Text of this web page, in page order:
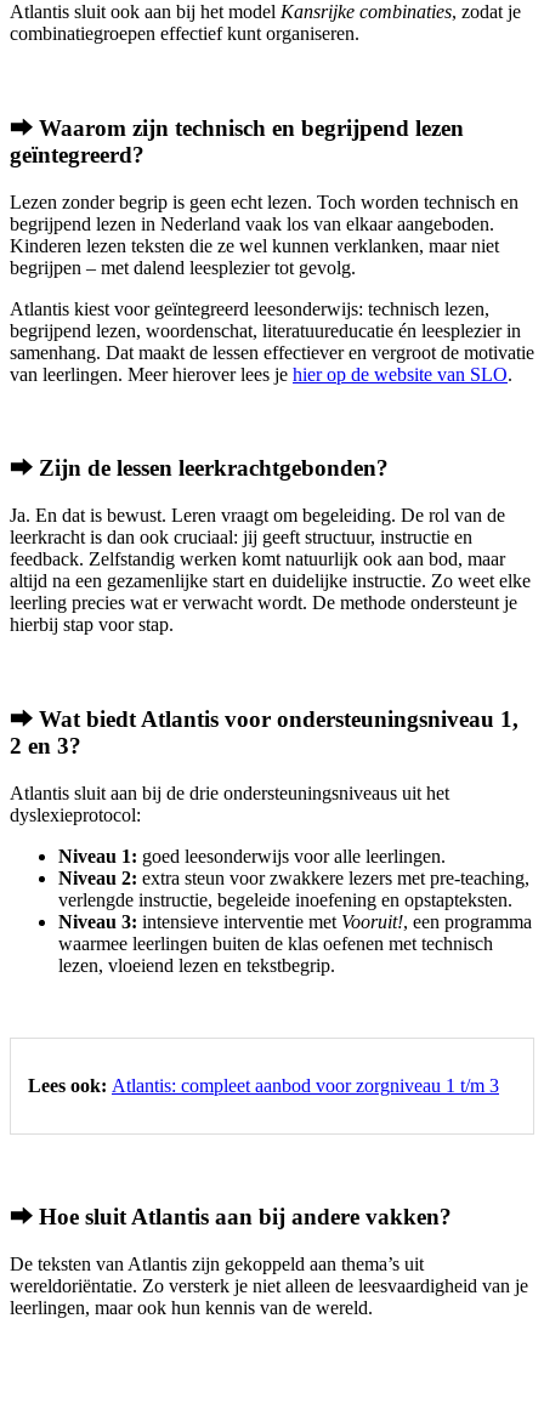
Atlantis sluit ook aan bij het model Kansrijke combinaties, zodat je
combinatiegroepen effectief kunt organiseren.
⮕ Waarom zijn technisch en begrijpend lezen
geïntegreerd?
Lezen zonder begrip is geen echt lezen. Toch worden technisch en
begrijpend lezen in Nederland vaak los van elkaar aangeboden.
Kinderen lezen teksten die ze wel kunnen verklanken, maar niet
begrijpen – met dalend leesplezier tot gevolg.
Atlantis kiest voor geïntegreerd leesonderwijs: technisch lezen,
begrijpend lezen, woordenschat, literatuureducatie én leesplezier in
samenhang. Dat maakt de lessen effectiever en vergroot de motivatie
van leerlingen. Meer hierover lees je hier op de website van SLO.
⮕ Zijn de lessen leerkrachtgebonden?
Ja. En dat is bewust. Leren vraagt om begeleiding. De rol van de
leerkracht is dan ook cruciaal: jij geeft structuur, instructie en
feedback. Zelfstandig werken komt natuurlijk ook aan bod, maar
altijd na een gezamenlijke start en duidelijke instructie. Zo weet elke
leerling precies wat er verwacht wordt. De methode ondersteunt je
hierbij stap voor stap.
⮕ Wat biedt Atlantis voor ondersteuningsniveau 1,
2 en 3?
Atlantis sluit aan bij de drie ondersteuningsniveaus uit het
dyslexieprotocol:
Niveau 1: goed leesonderwijs voor alle leerlingen.
Niveau 2: extra steun voor zwakkere lezers met pre-teaching,
verlengde instructie, begeleide inoefening en opstapteksten.
Niveau 3: intensieve interventie met Vooruit!, een programma
waarmee leerlingen buiten de klas oefenen met technisch
lezen, vloeiend lezen en tekstbegrip.
Lees ook: Atlantis: compleet aanbod voor zorgniveau 1 t/m 3
⮕ Hoe sluit Atlantis aan bij andere vakken?
De teksten van Atlantis zijn gekoppeld aan thema’s uit
wereldoriëntatie. Zo versterk je niet alleen de leesvaardigheid van je
leerlingen, maar ook hun kennis van de wereld.